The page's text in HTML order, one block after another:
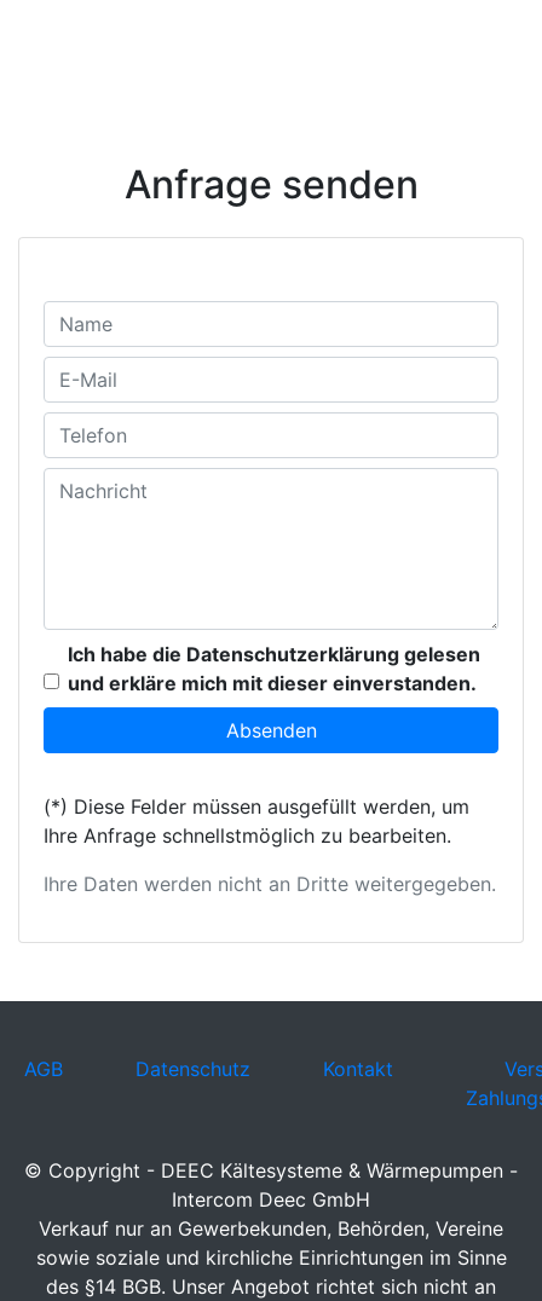
Anfrage senden
Ich habe die Datenschutzerklärung gelesen
und erkläre mich mit dieser einverstanden.
(*) Diese Felder müssen ausgefüllt werden, um
Ihre Anfrage schnellstmöglich zu bearbeiten.
Ihre Daten werden nicht an Dritte weitergegeben.
AGB Datenschutz Kontakt
© Copyright - DEEC Kältesysteme & Wärmepumpen -
Intercom Deec GmbH
Verkauf nur an Gewerbekunden, Behörden, Vereine
sowie soziale und kirchliche Einrichtungen im Sinne
des §14 BGB. Unser Angebot richtet sich nicht an